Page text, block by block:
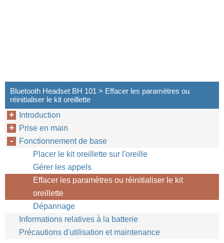
Bluetooth Headset BH 101 > Effacer les paramètres ou
réinitialiser le kit oreillette
Introduction
Prise en main
Fonctionnement de base
Placer le kit oreillette sur l'oreille
Gérer les appels
Effacer les paramètres ou réinitialiser le kit
oreillette
Dépannage
Informations relatives à la batterie
Précautions d'utilisation et maintenance